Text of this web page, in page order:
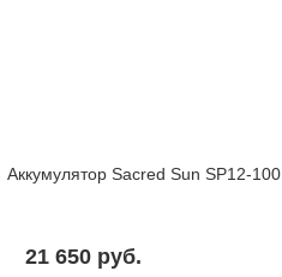
Аккумулятор Sacred Sun SP12-100
21 650 pуб.